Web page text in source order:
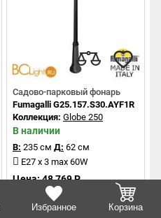
Избранное Корзина
Садово-парковый фонарь
Fumagalli G25.157.S30.AYF1R
Коллекция: Globe 250
В наличии
В: 235 см Д: 62 см
E27 x 3 max 60W
Цена: 48 769 Р.
Купить